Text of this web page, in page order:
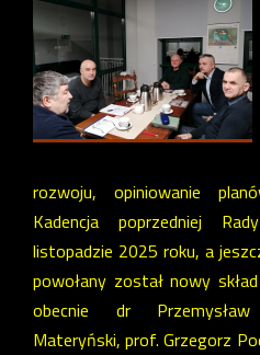
rozwoju, opiniowanie
Kadencja poprzedniej
listopadzie 2025 roku, a
powołany został nowy
obecnie dr
Materyński, prof. Grzegorz